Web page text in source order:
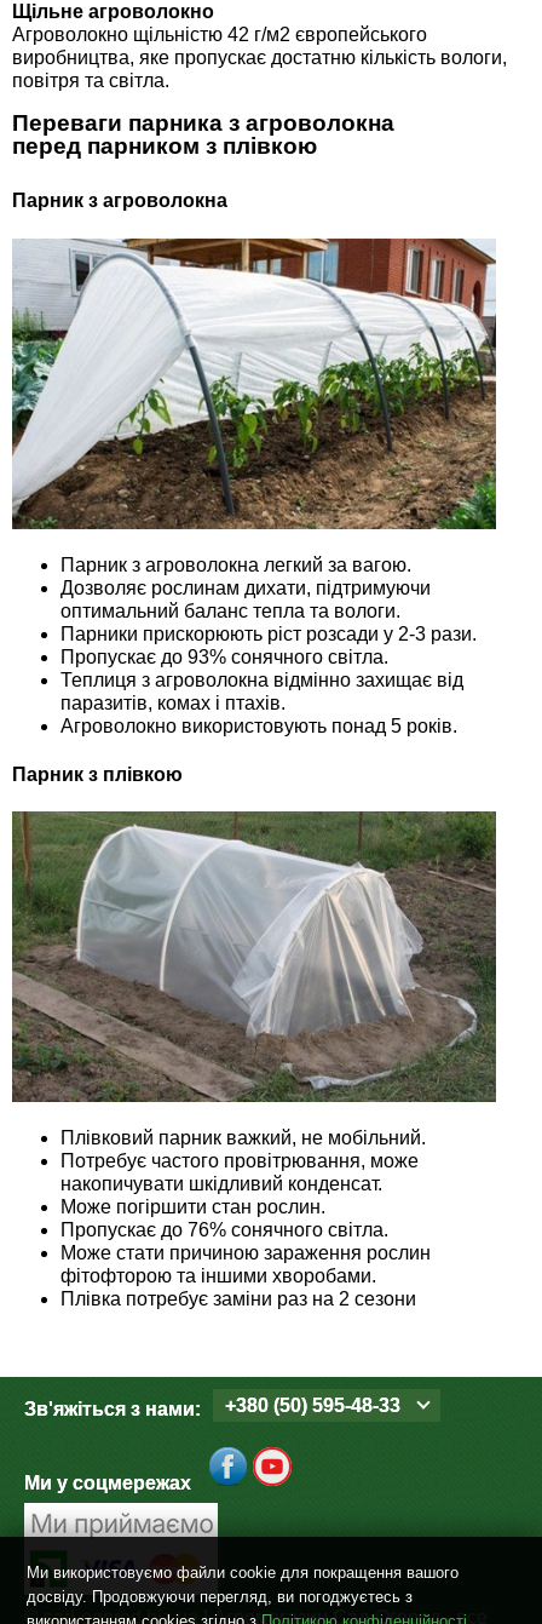
Щільне агроволокно
Агроволокно щільністю 42 г/м2 європейського
виробництва, яке пропускає достатню кількість вологи,
повітря та світла.
Переваги парника з агроволокна
перед парником з плівкою
Парник з агроволокна
Парник з агроволокна легкий за вагою.
Дозволяє рослинам дихати, підтримуючи
оптимальний баланс тепла та вологи.
Парники прискорюють ріст розсади у 2-3 рази.
Пропускає до 93% сонячного світла.
Теплиця з агроволокна відмінно захищає від
паразитів, комах і птахів.
Агроволокно використовують понад 5 років.
Парник з плівкою
Плівковий парник важкий, не мобільний.
Потребує частого провітрювання, може
накопичувати шкідливий конденсат.
Може погіршити стан рослин.
Пропускає до 76% сонячного світла.
Може стати причиною зараження рослин
фітофторою та іншими хворобами.
Плівка потребує заміни раз на 2 сезони
Зв'яжіться з нами: +380 (50) 595-48-33
Ми у соцмережах
©sad-ogorod.biz.ua | Агромагазин Сад-Огород - все
Ми використовуємо файли cookie для покращення вашого
досвіду. Продовжуючи перегляд, ви погоджуєтесь з